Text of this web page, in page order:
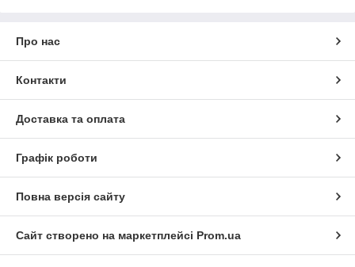
Про нас
Контакти
Доставка та оплата
Графік роботи
Повна версія сайту
Сайт створено на маркетплейсі Prom.ua